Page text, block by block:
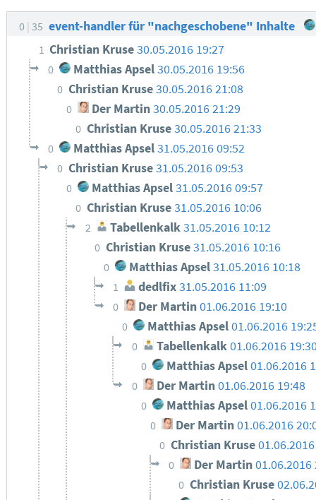
0 35 event-handler für "nachgeschobene" Inhalte
1 Christian Kruse30.05.2016 19:27
0 Matthias Apsel 30.05.2016 19:56
0 Christian Kruse30.05.2016 21:08
0 Der Martin30.05.2016 21:29
0 Christian Kruse30.05.2016 21:33
0 Matthias Apsel 31.05.2016 09:52
0 Christian Kruse31.05.2016 09:53
0 Matthias Apsel31.05.2016 09:57
0 Christian Kruse31.05.2016 10:06
2 Tabellenkalk31.05.2016 10:12
0 Christian Kruse31.05.2016 10:16
0 Matthias Apsel31.05.2016 10:18
1 dedlfix31.05.2016 11:09
0 Der Martin01.06.2016 19:10
0 Matthias Apsel01.06.2016
0 Tabellenkalk01.06.2016
0 Matthias Apsel 01.06.2016
0 Der Martin01.06.2016 19:48
0 Matthias Apsel 01.06.2016
0 Der Martin01.06.2016
0 Christian Kruse
0 Der Martin01.06.2016
0 Christian Kruse